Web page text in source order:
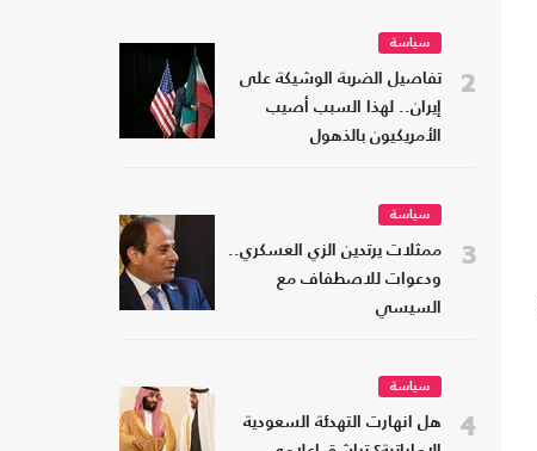
2
سياسة
تفاصيل الضربة الوشيكة على
إيران.. لهذا السبب أصيب
الأمريكيون بالذهول
3
سياسة
ممثلات يرتدين الزي العسكري..
ودعوات للاصطفاف مع
السيسي
4
سياسة
هل انهارت التهدئة السعودية